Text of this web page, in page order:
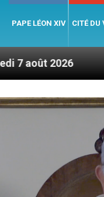
PAPE LÉON XIV CITÉ DU
Léon XIV en